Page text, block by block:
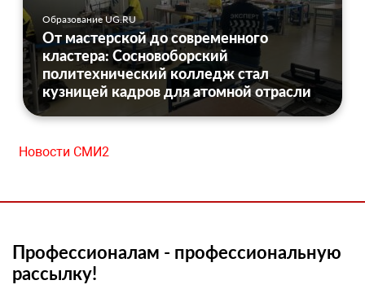
Образование UG.RU
От мастерской до современного
кластера: Сосновоборский
политехнический колледж стал
кузницей кадров для атомной отрасли
Новости СМИ2
Профессионалам - профессиональную
рассылку!